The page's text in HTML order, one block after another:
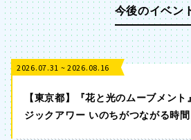
今後のイベン
2026.07.31 ~ 2026.08.16
【東京都】『花と光のムーブメン
ジックアワー いのちがつながる時間